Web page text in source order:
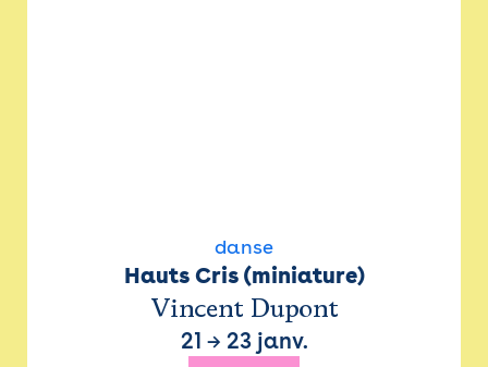
danse
Hauts Cris (miniature)
Vincent Dupont
21 → 23 janv.